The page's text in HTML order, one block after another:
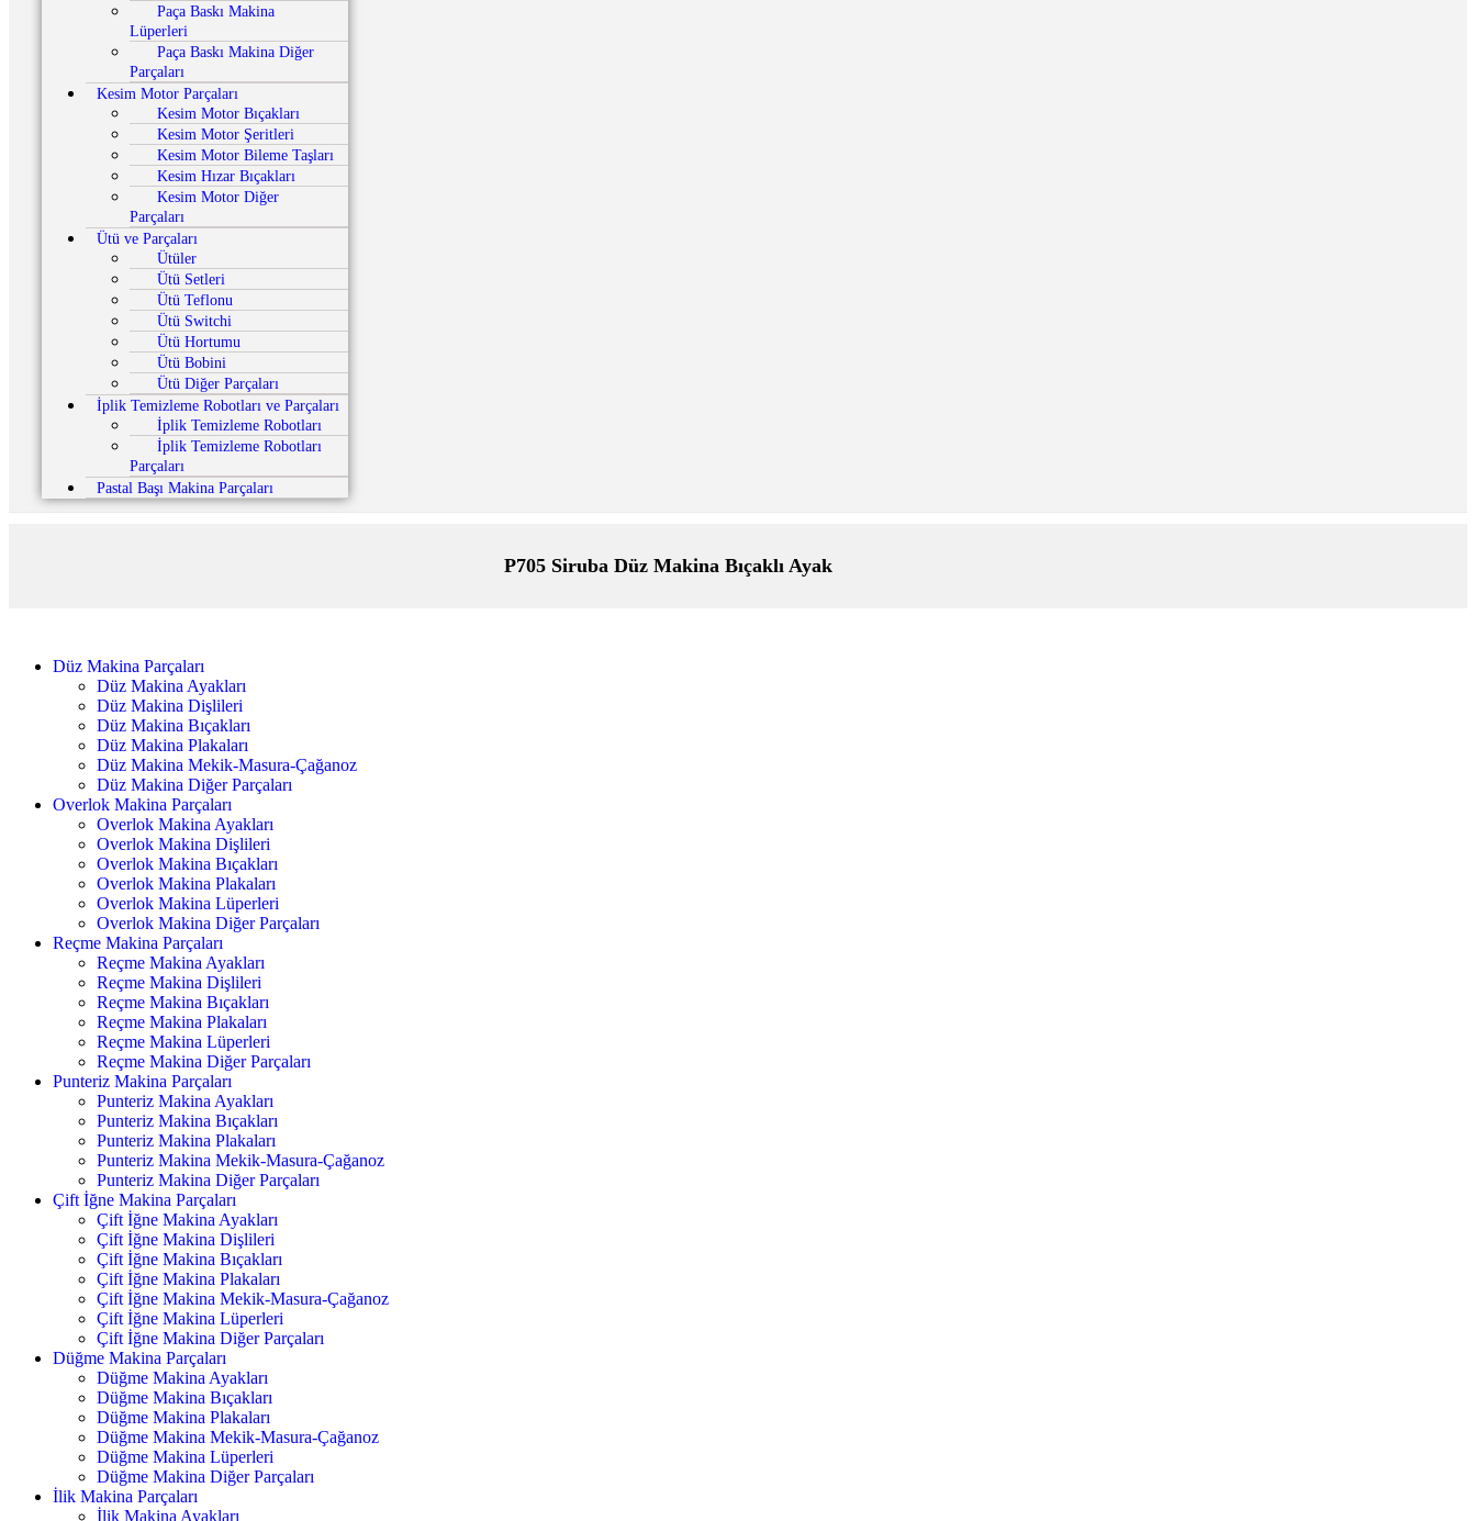
Paça Baskı Makina
Lüperleri
Paça Baskı Makina Diğer
Parçaları
Kesim Motor Parçaları
Kesim Motor Bıçakları
Kesim Motor Şeritleri
Kesim Motor Bileme Taşları
Kesim Hızar Bıçakları
Kesim Motor Diğer
Parçaları
Ütü ve Parçaları
Ütüler
Ütü Setleri
Ütü Teflonu
Ütü Switchi
Ütü Hortumu
Ütü Bobini
Ütü Diğer Parçaları
İplik Temizleme Robotları ve Parçaları
İplik Temizleme Robotları
İplik Temizleme Robotları
Parçaları
Pastal Başı Makina Parçaları
P705 Siruba Düz Makina Bıçaklı Ayak
Düz Makina Parçaları
Düz Makina Ayakları
Düz Makina Dişlileri
Düz Makina Bıçakları
Düz Makina Plakaları
Düz Makina Mekik-Masura-Çağanoz
Düz Makina Diğer Parçaları
Overlok Makina Parçaları
Overlok Makina Ayakları
Overlok Makina Dişlileri
Overlok Makina Bıçakları
Overlok Makina Plakaları
Overlok Makina Lüperleri
Overlok Makina Diğer Parçaları
Reçme Makina Parçaları
Reçme Makina Ayakları
Reçme Makina Dişlileri
Reçme Makina Bıçakları
Reçme Makina Plakaları
Reçme Makina Lüperleri
Reçme Makina Diğer Parçaları
Punteriz Makina Parçaları
Punteriz Makina Ayakları
Punteriz Makina Bıçakları
Punteriz Makina Plakaları
Punteriz Makina Mekik-Masura-Çağanoz
Punteriz Makina Diğer Parçaları
Çift İğne Makina Parçaları
Çift İğne Makina Ayakları
Çift İğne Makina Dişlileri
Çift İğne Makina Bıçakları
Çift İğne Makina Plakaları
Çift İğne Makina Mekik-Masura-Çağanoz
Çift İğne Makina Lüperleri
Çift İğne Makina Diğer Parçaları
Düğme Makina Parçaları
Düğme Makina Ayakları
Düğme Makina Bıçakları
Düğme Makina Plakaları
Düğme Makina Mekik-Masura-Çağanoz
Düğme Makina Lüperleri
Düğme Makina Diğer Parçaları
İlik Makina Parçaları
İlik Makina Ayakları